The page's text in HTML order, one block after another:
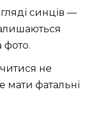
синців —
фото.
не
мати фатальні